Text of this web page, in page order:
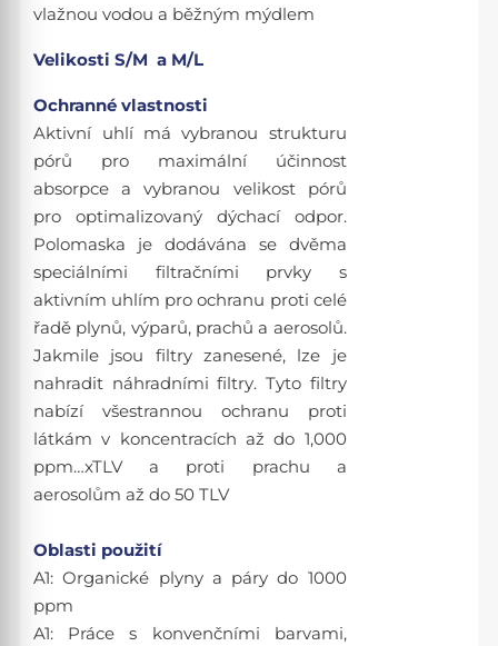
vlažnou vodou a běžným mýdlem
Velikosti S/M a M/L
Ochranné vlastnosti
Aktivní uhlí má vybranou strukturu
pórů pro maximální účinnost
absorpce a vybranou velikost pórů
pro optimalizovaný dýchací odpor.
Polomaska je dodávána se dvěma
speciálními filtračními prvky s
aktivním uhlím pro ochranu proti celé
řadě plynů, výparů, prachů a aerosolů.
Jakmile jsou filtry zanesené, lze je
nahradit náhradními filtry. Tyto filtry
nabízí všestrannou ochranu proti
látkám v koncentracích až do 1,000
ppm…xTLV a proti prachu a
aerosolům až do 50 TLV
Oblasti použití
A1: Organické plyny a páry do 1000
ppm
A1: Práce s konvenčními barvami,